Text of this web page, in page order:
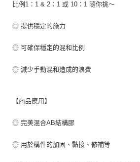
比例1：1 & 2：1 或 10：1 隨你挑～
◎ 提供穩定的施力
◎ 可確保穩定的混和比例
◎ 減少手動混和造成的浪費
【商品應用】
◎ 完美混合AB結構膠
◎ 用於構件的加固、黏接、修補等